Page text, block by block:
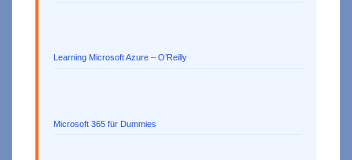
Learning Microsoft Azure – O’Reilly
Microsoft 365 für Dummies